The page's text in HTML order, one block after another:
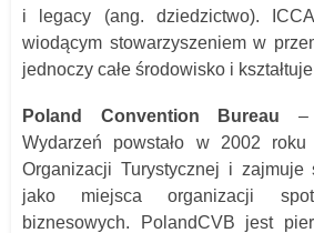
i legacy (ang. dziedzictwo).
wiodącym stowarzyszeniem w
jednoczy całe środowisko i
Poland Convention Bureau –
Wydarzeń powstało w 2002
Organizacji Turystycznej i zajmuje
jako miejsca organizacji
biznesowych. PolandCVB jest